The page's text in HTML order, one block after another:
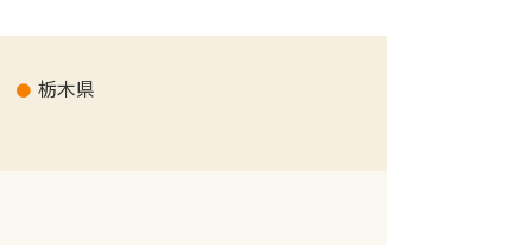
栃木県